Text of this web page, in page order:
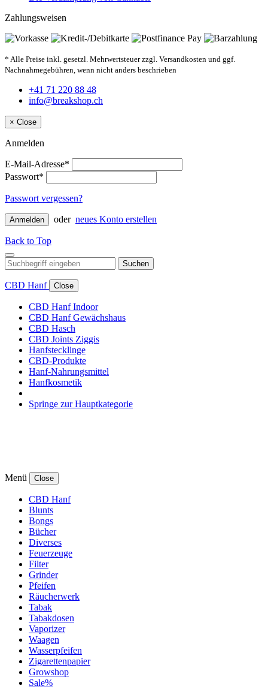
Zahlungsweisen
* Alle Preise inkl. gesetzl. Mehrwertsteuer zzgl. Versandkosten und ggf.
Nachnahmegebühren, wenn nicht anders beschrieben
+41 71 220 88 48
info@breakshop.ch
× Close
Anmelden
E-Mail-Adresse*
Passwort*
Passwort vergessen?
Anmelden oder neues Konto erstellen
Back to Top
Suchen
CBD Hanf Close
CBD Hanf Indoor
CBD Hanf Gewächshaus
CBD Hasch
CBD Joints Ziggis
Hanfstecklinge
CBD-Produkte
Hanf-Nahrungsmittel
Hanfkosmetik
Springe zur Hauptkategorie
Menü Close
CBD Hanf
Blunts
Bongs
Bücher
Diverses
Feuerzeuge
Filter
Grinder
Pfeifen
Räucherwerk
Tabak
Tabakdosen
Vaporizer
Waagen
Wasserpfeifen
Zigarettenpapier
Growshop
Sale%